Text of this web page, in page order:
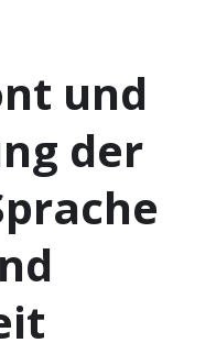
und
der